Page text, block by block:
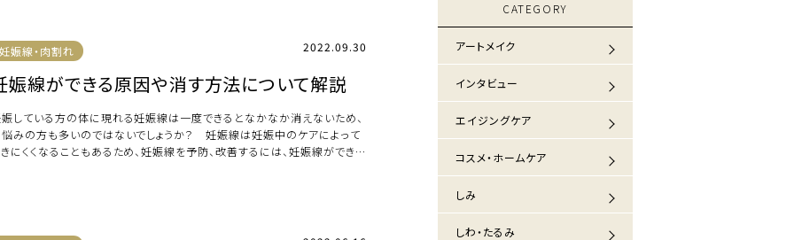
妊娠線・肉割れ 2022.09.30
娠線ができる原因や消す方法について解説
している方の体に現れる妊娠線は一度できるとなかなか消えないため、
みの方も多いのではないでしょうか？ 妊娠線は妊娠中のケアによって
にくくなることもあるため、妊娠線を予防、改善するには、妊娠線ができる
CATEGORY
アートメイク
インタビュー
エイジングケア
コスメ・ホームケア
しみ
しわ・たるみ